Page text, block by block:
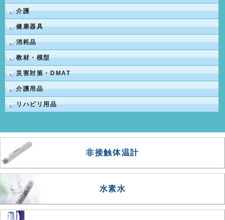
介護
健康器具
消耗品
教材・模型
災害対策・DMAT
介護用品
リハビリ用品
非接触体温計
水素水